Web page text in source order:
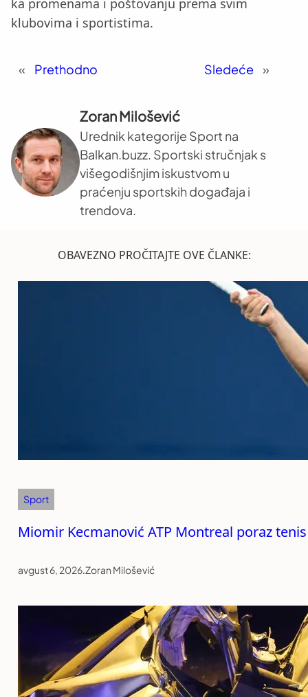
ka promenama i poštovanju prema svim
klubovima i sportistima.
« Prethodno Sledeće »
Zoran Milošević
Urednik kategorije Sport na
Balkan.buzz. Sportski stručnjak s
višegodišnjim iskustvom u
praćenju sportskih događaja i
trendova.
OBAVEZNO PROČITAJTE OVE ČLANKE:
Sport
Miomir Kecmanović ATP Montreal poraz tenis
avgust 6, 2026.Zoran Milošević